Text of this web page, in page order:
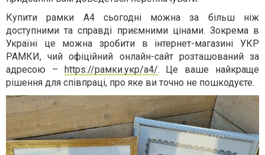
Купити рамки А4 сьогодні можна за більш ніж
доступними та справді приємними цінами. Зокрема в
Україні це можна зробити в інтернет-магазині УКР
РАМКИ, чий офіційний онлайн-сайт розташований за
адресою – https://рамки.укр/а4/. Це ваше найкраще
рішення для співпраці, про яке ви точно не пошкодуєте.